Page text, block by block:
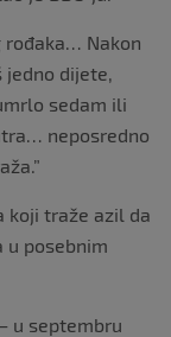
rođaka… Nakon
dijete,
sedam ili
neposredno
koji traže azil da
u posebnim
u septembru